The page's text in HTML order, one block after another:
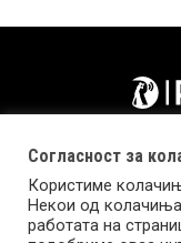
Согласност за
Користиме
Некои од
работата на